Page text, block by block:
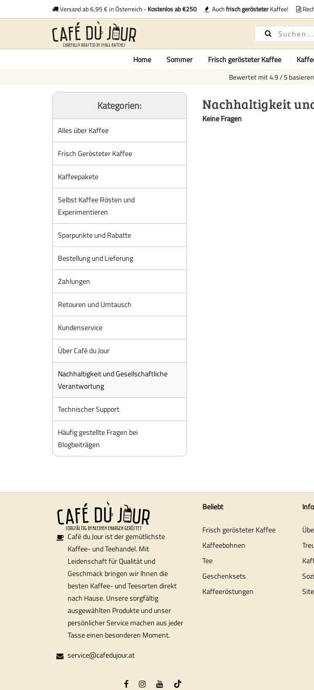
Versand ab 6,95 € in Österreich - Kostenlos ab €250 Auchfrisch gerösteterKaffee!
Home Sommer Frisch gerösteter Kaffee
Bewertet mit4.9/5
Nachhaltigkeit
Keine Fragen
Kategorien:
Alles über Kaffee
Frisch Gerösteter Kaffee
Kaffeepakete
Selbst Kaffee Rösten und
Experimentieren
Sparpunkte und Rabatte
Bestellung und Lieferung
Zahlungen
Retouren und Umtausch
Kundenservice
Über Café du Jour
Nachhaltigkeit und Gesellschaftliche
Verantwortung
Technischer Support
Häufig gestellte Fragen bei
Blogbeiträgen
Café du Jour ist der gemütlichste
Kaffee- und Teehandel. Mit
Leidenschaft für Qualität und
Geschmack bringen wir Ihnen die
besten Kaffee- und Teesorten direkt
nach Hause. Unsere sorgfältig
ausgewählten Produkte und unser
persönlicher Service machen aus jeder
Tasse einen besonderen Moment.
service@cafedujour.at
Beliebt
Frisch gerösteter Kaffee
Kaffeebohnen
Tee
Geschenksets
Kaffeeröstungen